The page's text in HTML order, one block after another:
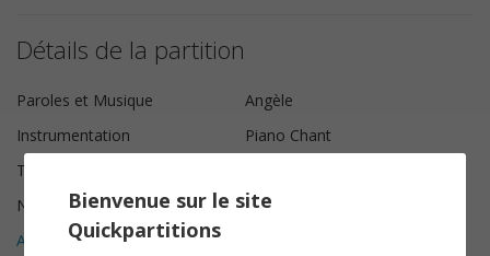
Détails de la partition
Paroles et Musique
Angèle
Instrumentation
Piano Chant
Tonalité
Nombre de pages
6
Avis clients (4)
Bienvenue sur le site
Quickpartitions